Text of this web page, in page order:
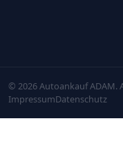
© 2026 Autoankauf ADAM.
ImpressumDatenschutz